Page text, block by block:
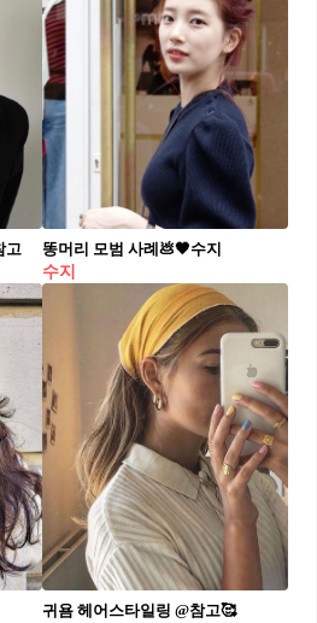
고
똥머리 모범 사례💩🖤수지
수지
귀욤 헤어스타일링 @참고🥰